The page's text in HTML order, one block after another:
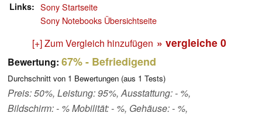
Links
Sony Startseite
Sony Notebooks Übersichtseite
[+] Zum Vergleich hinzufügen » vergleiche 0
Bewertung: 67%- Befriedigend
Durchschnitt von 1 Bewertungen (aus 1 Tests)
Preis: 50%, Leistung: 95%, Ausstattung: - %,
Bildschirm: - % Mobilität: - %, Gehäuse: - %,